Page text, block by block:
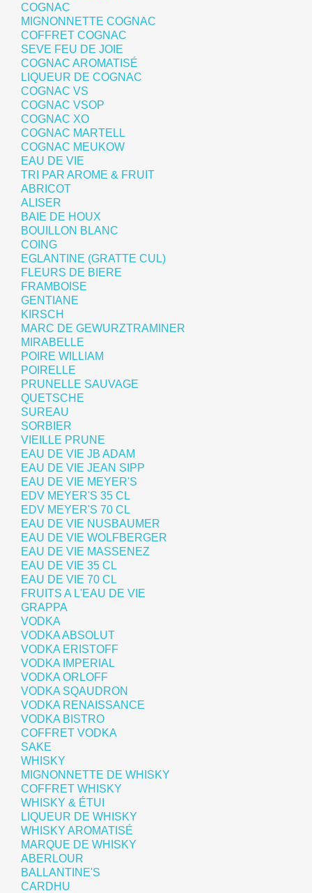
COGNAC
MIGNONNETTE COGNAC
COFFRET COGNAC
SEVE FEU DE JOIE
COGNAC AROMATISÉ
LIQUEUR DE COGNAC
COGNAC VS
COGNAC VSOP
COGNAC XO
COGNAC MARTELL
COGNAC MEUKOW
EAU DE VIE
TRI PAR AROME & FRUIT
ABRICOT
ALISER
BAIE DE HOUX
BOUILLON BLANC
COING
EGLANTINE (GRATTE CUL)
FLEURS DE BIERE
FRAMBOISE
GENTIANE
KIRSCH
MARC DE GEWURZTRAMINER
MIRABELLE
POIRE WILLIAM
POIRELLE
PRUNELLE SAUVAGE
QUETSCHE
SUREAU
SORBIER
VIEILLE PRUNE
EAU DE VIE JB ADAM
EAU DE VIE JEAN SIPP
EAU DE VIE MEYER'S
EDV MEYER'S 35 CL
EDV MEYER'S 70 CL
EAU DE VIE NUSBAUMER
EAU DE VIE WOLFBERGER
EAU DE VIE MASSENEZ
EAU DE VIE 35 CL
EAU DE VIE 70 CL
FRUITS A L'EAU DE VIE
GRAPPA
VODKA
VODKA ABSOLUT
VODKA ERISTOFF
VODKA IMPERIAL
VODKA ORLOFF
VODKA SQAUDRON
VODKA RENAISSANCE
VODKA BISTRO
COFFRET VODKA
SAKE
WHISKY
MIGNONNETTE DE WHISKY
COFFRET WHISKY
WHISKY & ÉTUI
LIQUEUR DE WHISKY
WHISKY AROMATISÉ
MARQUE DE WHISKY
ABERLOUR
BALLANTINE'S
CARDHU